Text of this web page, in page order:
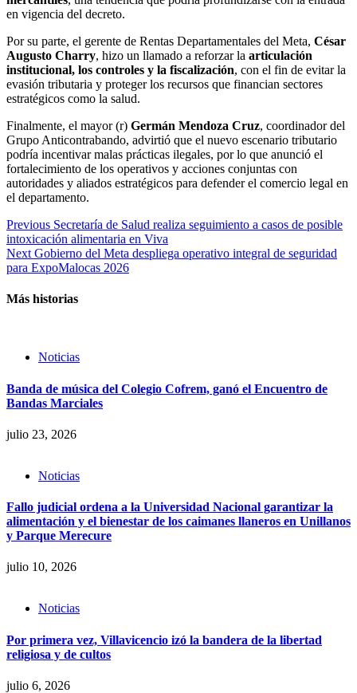
en vigencia del decreto.
Por su parte, el gerente de Rentas Departamentales del Meta, César
Augusto Charry, hizo un llamado a reforzar la articulación
institucional, los controles y la fiscalización, con el fin de evitar la
evasión tributaria y proteger los recursos que financian sectores
estratégicos como la salud.
Finalmente, el mayor (r) Germán Mendoza Cruz, coordinador del
Grupo Anticontrabando, advirtió que el nuevo escenario tributario
podría incentivar malas prácticas ilegales, por lo que anunció el
fortalecimiento de los operativos y acciones conjuntas con
autoridades y aliados estratégicos para defender el comercio legal en
el departamento.
Continue
Reading
Previous Secretaría de Salud realiza seguimiento a casos de posible
intoxicación alimentaria en Viva
Next Gobierno del Meta despliega operativo integral de seguridad
para ExpoMalocas 2026
Más historias
Noticias
Banda de música del Colegio Cofrem, ganó el Encuentro de
Bandas Marciales
julio 23, 2026
Noticias
Fallo judicial ordena a la Universidad Nacional garantizar la
alimentación y el bienestar de los caimanes llaneros en Unillanos
y Parque Merecure
julio 10, 2026
Noticias
Por primera vez, Villavicencio izó la bandera de la libertad
religiosa y de cultos
julio 6, 2026